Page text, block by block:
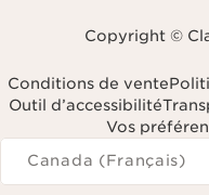
Copyright ©
Conditions de vente
Outil d’accessibilité
Vos
Navigates to
Canada (Français)